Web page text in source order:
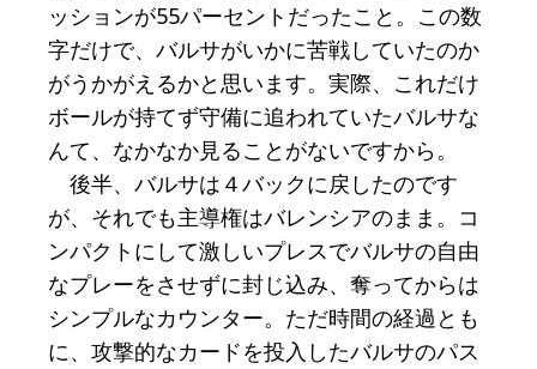
ッションが55パーセントだったこと。この数
字だけで、バルサがいかに苦戦していたのか
がうかがえるかと思います。実際、これだけ
ボールが持てず守備に追われていたバルサな
んて、なかなか見ることがないですから。
後半、バルサは４バックに戻したのです
が、それでも主導権はバレンシアのまま。コ
ンパクトにして激しいプレスでバルサの自由
なプレーをさせずに封じ込み、奪ってからは
シンプルなカウンター。ただ時間の経過とも
に、攻撃的なカードを投入したバルサのパス